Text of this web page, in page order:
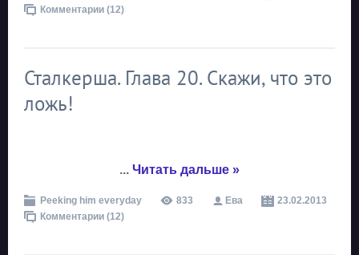
Комментарии (12)
Сталкерша. Глава 20. Скажи, что это
ложь!
... Читать дальше »
Peeking him everyday 833 Ева
23.02.2013
Комментарии (12)